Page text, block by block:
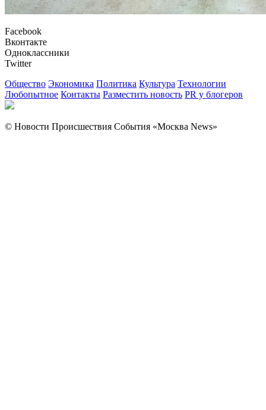
Facebook
Вконтакте
Одноклассники
Twitter
Общество Экономика Политика Культура Технологии
Любопытное Контакты Разместить новость PR у блогеров
© Новости Происшествия События «Москва News»